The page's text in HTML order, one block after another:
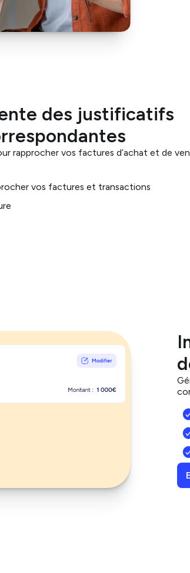
des justificatifs
rapprocher vos factures d’achat et de
vos factures et transactions